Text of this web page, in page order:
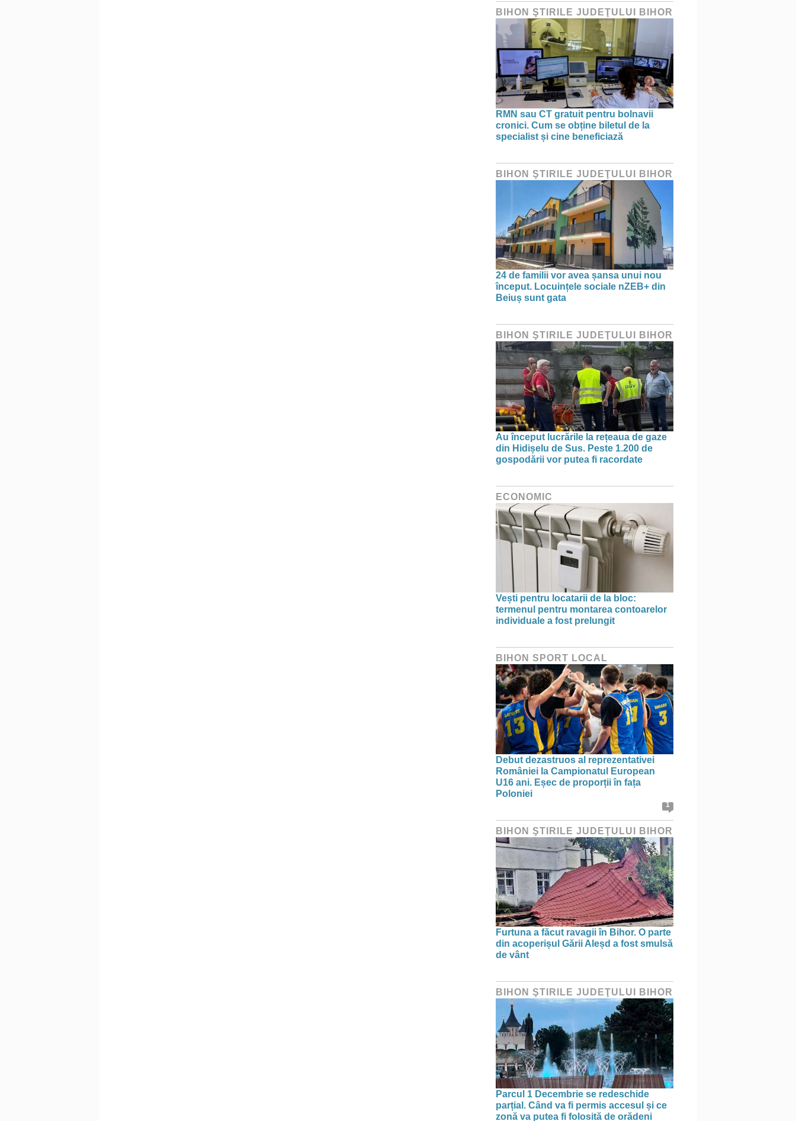
BIHON ŞTIRILE JUDEŢULUI BIHOR
RMN sau CT gratuit pentru bolnavii
cronici. Cum se obține biletul de la
specialist și cine beneficiază
BIHON ŞTIRILE JUDEŢULUI BIHOR
24 de familii vor avea șansa unui nou
început. Locuințele sociale nZEB+ din
Beiuș sunt gata
BIHON ŞTIRILE JUDEŢULUI BIHOR
Au început lucrările la rețeaua de gaze
din Hidișelu de Sus. Peste 1.200 de
gospodării vor putea fi racordate
ECONOMIC
Vești pentru locatarii de la bloc:
termenul pentru montarea contoarelor
individuale a fost prelungit
BIHON SPORT LOCAL
Debut dezastruos al reprezentativei
României la Campionatul European
U16 ani. Eșec de proporții în fața
Poloniei
1
BIHON ŞTIRILE JUDEŢULUI BIHOR
Furtuna a făcut ravagii în Bihor. O parte
din acoperișul Gării Aleșd a fost smulsă
de vânt
BIHON ŞTIRILE JUDEŢULUI BIHOR
Parcul 1 Decembrie se redeschide
parțial. Când va fi permis accesul și ce
zonă va putea fi folosită de orădeni